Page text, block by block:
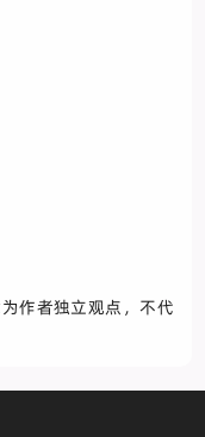
作者独立观点，不代